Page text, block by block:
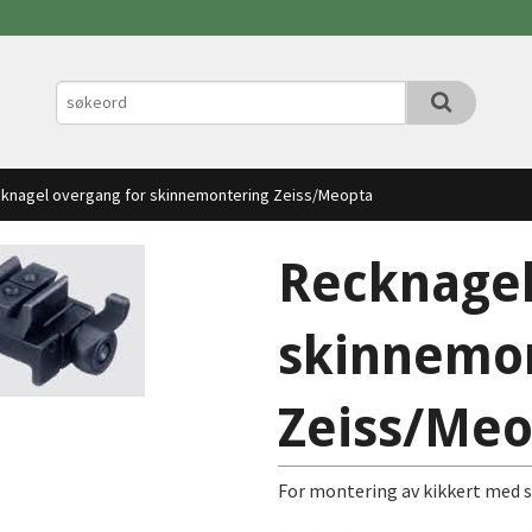
overgang for skinnemontering Zeiss/Meopta
Zeiss/
For montering av kikkert med